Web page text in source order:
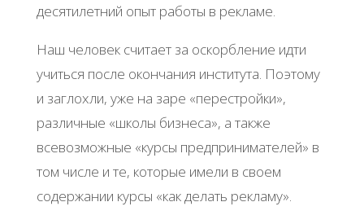
десятилетний опыт работы в рекламе.
Наш человек считает за оскорбление идти
учиться после окончания института. Поэтому
и заглохли, уже на заре «перестройки»,
различные «школы бизнеса», а также
всевозможные «курсы предпринимателей» в
том числе и те, которые имели в своем
содержании курсы «как делать рекламу».